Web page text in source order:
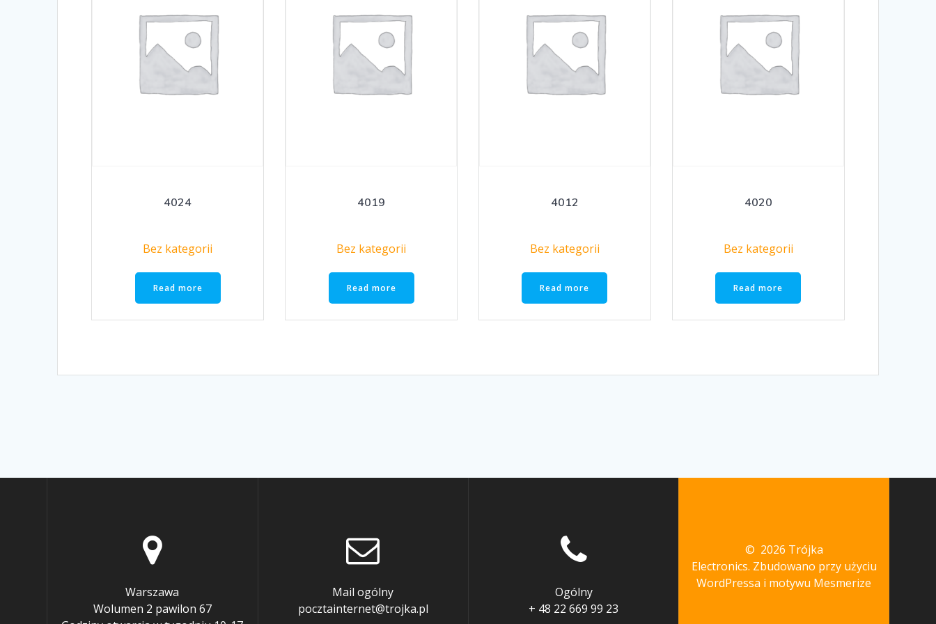
4024
Bez kategorii
Read more
4019
Bez kategorii
Read more
4012
Bez kategorii
Read more
4020
Bez kategorii
Read more
Warszawa
Wolumen 2 pawilon 67
Mail ogólny
pocztainternet@trojka.pl
Ogólny
+ 48 22 669 99 23
© 2026 Trójka
Electronics. Zbudowano przy użyciu
WordPressa i motywu Mesmerize